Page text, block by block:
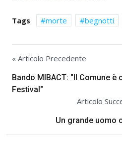
Tags morte begnotti
« Articolo Precedente
Bando MIBACT: "Il Comune
Festival"
Articolo
Un grande uomo